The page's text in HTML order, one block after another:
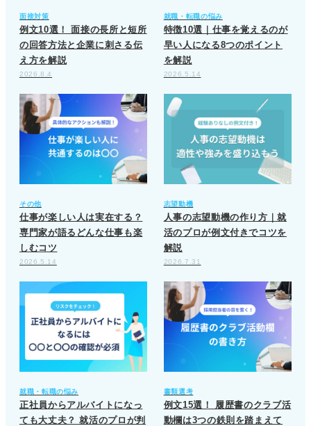
面接対策
例文10選！ 面接の長所と短所
の回答方法と企業に刺さる伝
え方を解説
2026.8.4
就職・転職の悩み
特徴10選｜仕事を覚えるのが
早い人になる8つのポイント
を解説
2026.5.14
その他
仕事が楽しい人は実在する？
専門家が語るどんな仕事も楽
しむコツ
2026.5.14
志望動機
人事の志望動機の作り方｜就
活のプロが例文付きでコツを
解説
2026.7.31
就職・転職の悩み
正社員からアルバイトになっ
ても大丈夫？ 就活のプロが判
書類選考
例文15選！ 履歴書のクラブ活
動欄は3つの鉄則を踏まえて